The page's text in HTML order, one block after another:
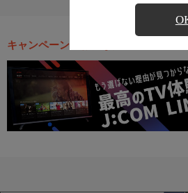
キャンペーン・お得な情報